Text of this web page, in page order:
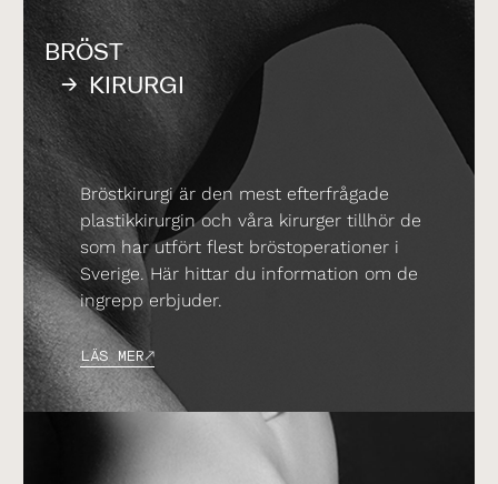
BRÖST
KIRURGI
Bröstkirurgi är den mest efterfrågade
plastikkirurgin och våra kirurger tillhör de
som har utfört flest bröstoperationer i
Sverige. Här hittar du information om de
ingrepp erbjuder.
LÄS MER